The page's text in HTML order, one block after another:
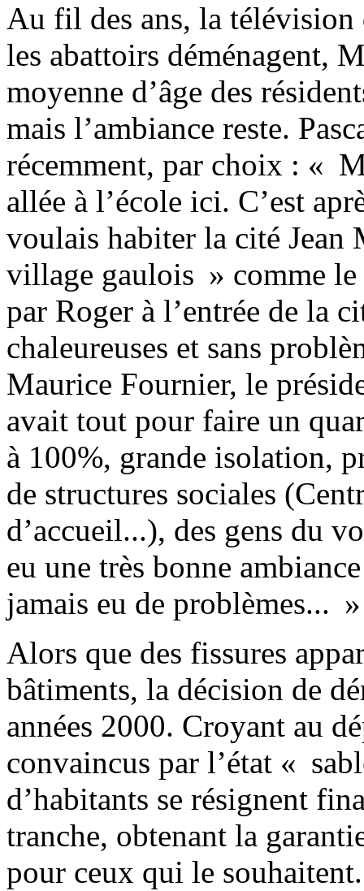
Au fil des ans, la télévision
les abattoirs déménagent,
moyenne d’âge des
mais l’ambiance reste.
récemment, par choix : «
allée à l’école ici. C’est
voulais habiter la cité Jean
village gaulois » comme le
par Roger à l’entrée de la
chaleureuses et sans
Maurice Fournier, le
avait tout pour faire un
à 100%, grande isolation,
de structures sociales
d’accueil...), des gens du
eu une très bonne
jamais eu de problèmes... »
Alors que des fissures
bâtiments, la décision de
années 2000. Croyant au
convaincus par l’état «
d’habitants se résignent
tranche, obtenant la
pour ceux qui le souhaitent.